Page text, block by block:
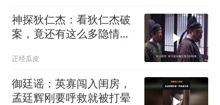
神探狄仁杰：看狄仁杰破
案，竟还有这么多隐情，
正经瓜皮
御廷谣：英寡闯入闺房，
孟廷辉刚要呼救就被打晕